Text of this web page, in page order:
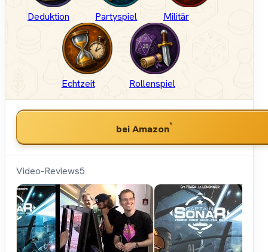
Deduktion Partyspiel Militär
Echtzeit Rollenspiel
bei Amazon*
Video-Reviews5
Hunter &
Cron -